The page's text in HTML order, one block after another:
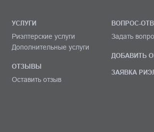
УСЛУГИ
Риэлтерские услуги
Дополнительные услуги
ОТЗЫВЫ
Оставить отзыв
ВОПРОС-
Задать
ДОБАВИТЬ
ЗАЯВКА